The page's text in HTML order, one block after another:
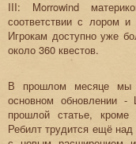
III: Morrowind
соответствии с лором и
Игрокам доступно уже
около 360 квестов.
В прошлом месяце мы
основном обновлении
прошлой статье, кроме
Ребилт трудится ещё